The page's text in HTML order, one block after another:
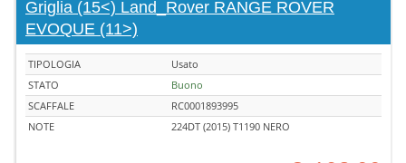
Griglia (15<) Land_Rover RANGE ROVER
EVOQUE (11>)
TIPOLOGIA
Usato
STATO
Buono
SCAFFALE
RC0001893995
NOTE
224DT (2015) T1190 NERO